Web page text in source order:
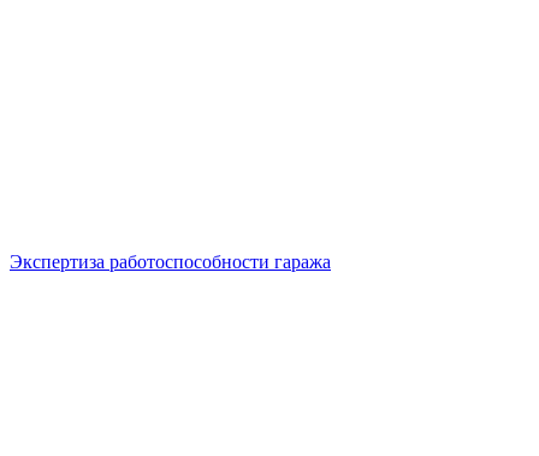
Экспертиза работоспособности гаража